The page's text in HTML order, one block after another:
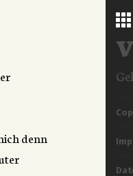
denn